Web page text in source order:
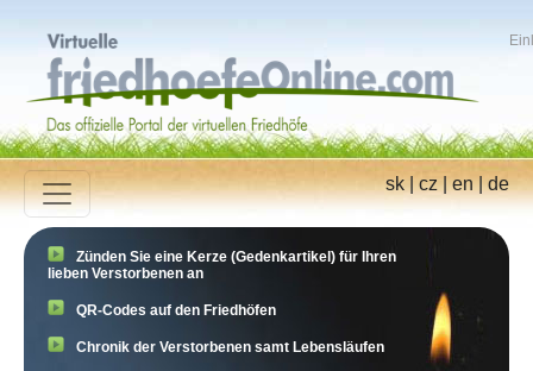
sk|cz|en|de
Zünden Sie eine Kerze (Gedenkartikel) für Ihren
lieben Verstorbenen an
QR-Codes auf den Friedhöfen
Chronik der Verstorbenen samt Lebensläufen